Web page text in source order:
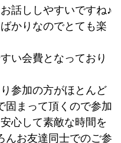
話ししやすいですね♪
かりなのでとても楽
い会費となっており
参加の方がほとんど
固まって頂くので参加
心して素敵な時間を
んお友達同士でのご参